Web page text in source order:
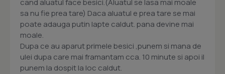
cand aluatul face besici.(Aluatul se lasa mai moale
sa nu fie prea tare) Daca aluatul e prea tare se mai
poate adauga putin lapte caldut. pana devine mai
moale.
Dupa ce au aparut primele besici ,punem si mana de
ulei dupa care mai framantam cca. 10 minute si apoi il
punem la dospit la loc caldut.